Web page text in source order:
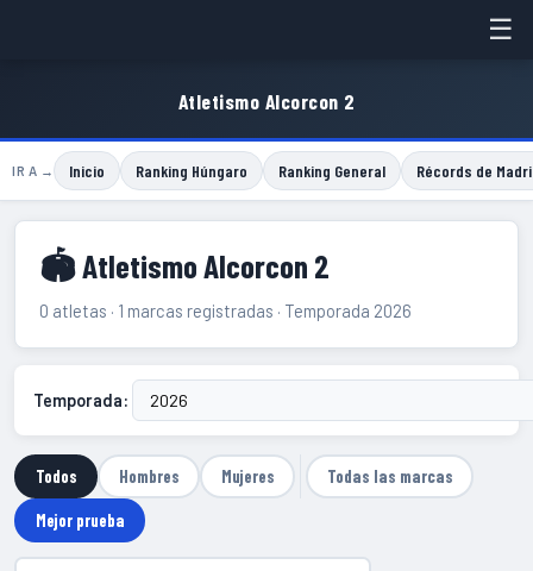
☰
Atletismo Alcorcon 2
IR A → Inicio Ranking Húngaro Ranking General Récords de
🏟 Atletismo Alcorcon 2
0 atletas · 1 marcas registradas · Temporada 2026
Temporada:
Todos Hombres Mujeres Todas las marcas
Mejor prueba